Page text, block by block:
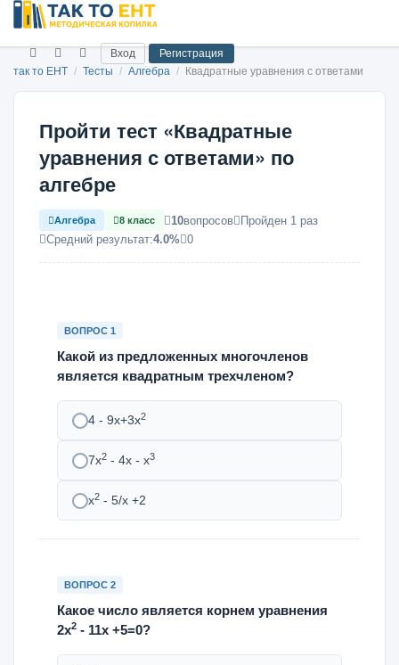
Вход
Регистрация
так то ЕНТ / Тесты / Алгебра / Квадратные уравнения с ответами
Пройти тест «Квадратные
уравнения с ответами» по
алгебре
Алгебра 8 класс 10вопросов Пройден 1 раз
Средний результат:4.0% 0
ВОПРОС 1
Какой из предложенных многочленов
является квадратным трехчленом?
4 - 9х+3х2
7х2 - 4х - х3
х2 - 5/х +2
ВОПРОС 2
Какое число является корнем уравнения
2х2 - 11х +5=0?